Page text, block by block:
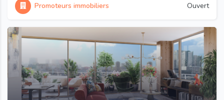
Promoteurs immobiliers Ouvert